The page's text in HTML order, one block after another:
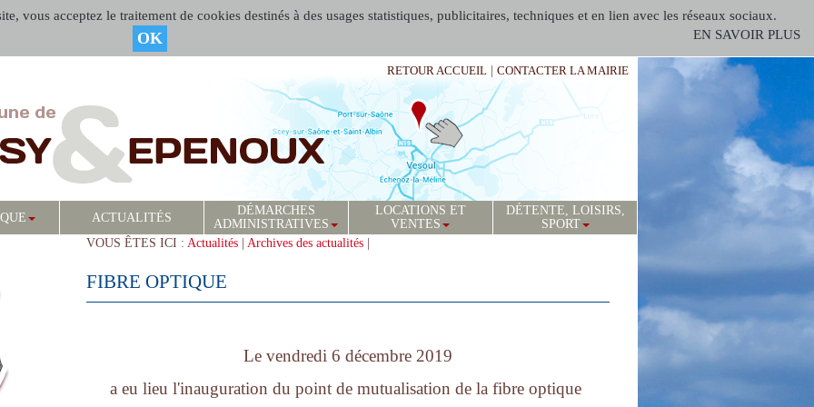
vous acceptez le traitement de cookies destinés à des usages statistiques, publicitaires, techniques et en lien avec les réseaux sociaux.
OK EN SAVOIR PLUS
RETOUR ACCUEIL| CONTACTER LA MAIRIE
ACTUALITÉS
DÉMARCHES
ADMINISTRATIVES
LOCATIONS ET
VENTES
DÉTENTE, LOISIRS,
SPORT
VOUS ÊTES ICI : Actualités| Archives des actualités
FIBRE OPTIQUE
Le vendredi 6 décembre 2019
a eu lieu l'inauguration du point de mutualisation de la fibre optique